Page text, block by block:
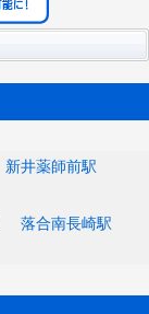
新井薬師前駅
落合南長崎駅